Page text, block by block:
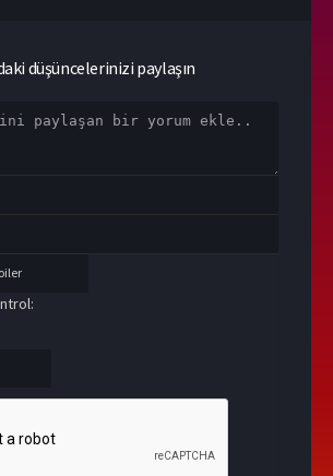
düşüncelerinizi paylaşın